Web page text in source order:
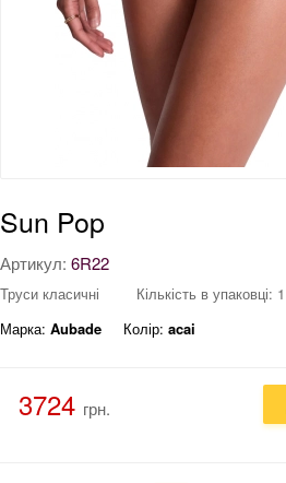
Sun Pop
Артикул: 6R22
Труси класичні
Кількість в упаковці: 1
Марка: Aubade Колір: acai
3724 грн.